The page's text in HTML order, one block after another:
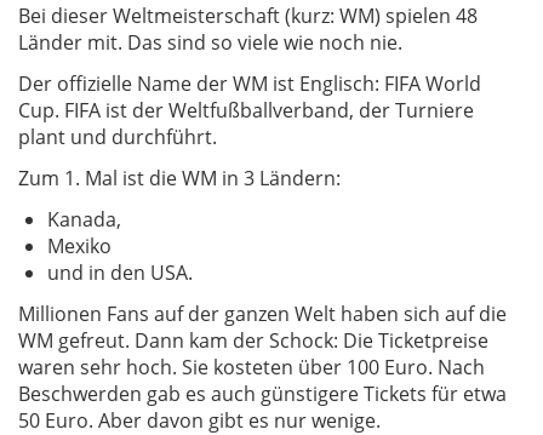
Bei dieser Weltmeisterschaft (kurz: WM) spielen 48
Länder mit. Das sind so viele wie noch nie.
Der offizielle Name der WM ist Englisch: FIFA World
Cup. FIFA ist der Weltfußballverband, der Turniere
plant und durchführt.
Zum 1. Mal ist die WM in 3 Ländern:
Kanada,
Mexiko
und in den USA.
Millionen Fans auf der ganzen Welt haben sich auf die
WM gefreut. Dann kam der Schock: Die Ticketpreise
waren sehr hoch. Sie kosteten über 100 Euro. Nach
Beschwerden gab es auch günstigere Tickets für etwa
50 Euro. Aber davon gibt es nur wenige.